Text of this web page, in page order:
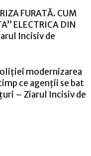
FURATĂ. CUM
ELECTRICA DIN
Incisiv de
modernizarea
ce agenții se bat
– Ziarul Incisiv de